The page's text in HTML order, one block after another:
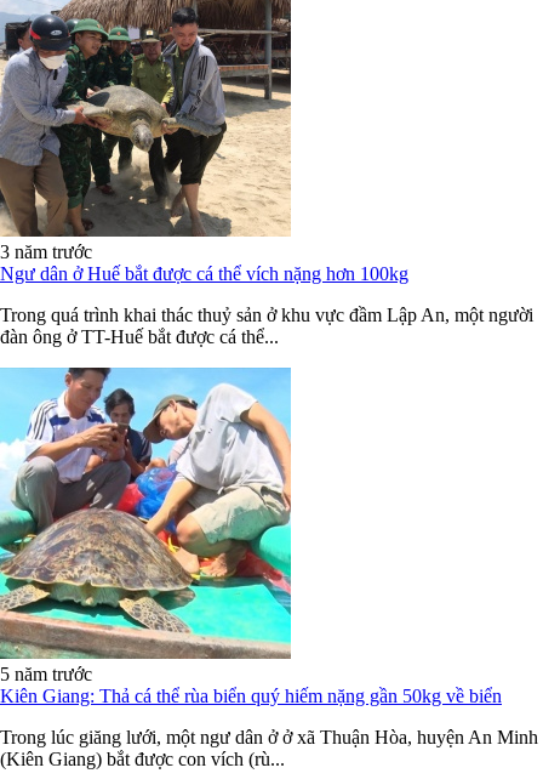
3 năm trước
Ngư dân ở Huế bắt được cá thể vích nặng hơn 100kg
Trong quá trình khai thác thuỷ sản ở khu vực đầm Lập An, một người
đàn ông ở TT-Huế bắt được cá thể...
5 năm trước
Kiên Giang: Thả cá thể rùa biển quý hiếm nặng gần 50kg về biển
Trong lúc giăng lưới, một ngư dân ở ở xã Thuận Hòa, huyện An Minh
(Kiên Giang) bắt được con vích (rù...